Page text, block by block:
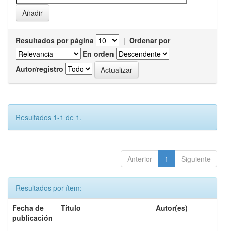
Resultados por página | Ordenar por
En orden
Autor/registro
Resultados 1-1 de 1.
Anterior 1 Siguiente
Resultados por ítem:
Fecha de
publicación
Título Autor(es)